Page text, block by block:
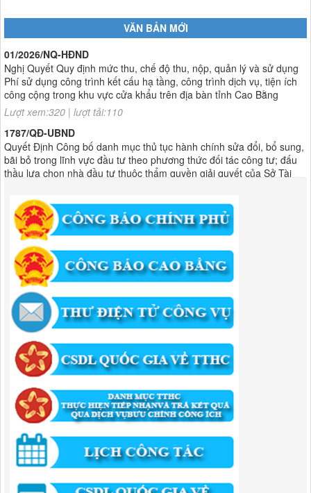
VĂN BẢN MỚI
01/2026/NQ-HĐND
Nghị Quyết Quy định mức thu, chế độ thu, nộp, quản lý và sử dụng
Phí sử dụng công trình kết cấu hạ tầng, công trình dịch vụ, tiện ích
công cộng trong khu vực cửa khẩu trên địa bàn tỉnh Cao Bằng
Lượt xem:320 | lượt tải:110
1787/QĐ-UBND
Quyết Định Công bố danh mục thủ tục hành chính sửa đổi, bổ sung,
bãi bỏ trong lĩnh vực đầu tư theo phương thức đối tác công tư; đấu
thầu lựa chọn nhà đầu tư thuộc thẩm quyền giải quyết của Sở Tài
chính, Ban Quản lý Khu kinh tế tỉnh, UBND cấp xã tỉnh CB
182/QĐ-BQLKKT
Quyết Định Công khai điều chỉnh, bổ sung Kế hoạch vốn đầu tư
công năm 2025
Lượt xem:459 | lượt tải:351
1174/QĐ-UBND
QUYẾT ĐỊNH Về việc công bố danh mục thủ tục HC được sửa đổi,bổ
sung và phê duyệt quy trình nội bộ giải quyết TTHC trong lĩnh vực
hoạt động xây dựng theo quy định phân quyền,phân cấp,phân định
thẩm quyền thuộc phạm vi giải quyết của Ban QLKKT
Lượt xem:437 | lượt tải:525
346/QĐ-UBND
QUYẾT ĐỊNH Về việc phê duyệt quy trình nội bộ giải quyết thủ tục
hành chính trong lĩnh vực khu công nghiệp, khu kinh tế thuộc thẩm
quyền giải quyết của Ban Quản lý Khu kinh tế tỉnh Cao Bằng
Lượt xem:515 | lượt tải:318
55/QĐ-BQLKKT
QUYẾT ĐỊNH Công khai điều chỉnh, bổ sung Kế hoạch vốn đầu tư
công năm 2025
Lượt xem:823 | lượt tải:422